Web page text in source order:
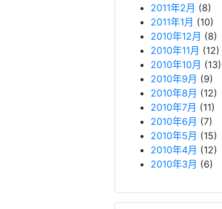
2011年2月 (8)
2011年1月 (10)
2010年12月 (8)
2010年11月 (12)
2010年10月 (13)
2010年9月 (9)
2010年8月 (12)
2010年7月 (11)
2010年6月 (7)
2010年5月 (15)
2010年4月 (12)
2010年3月 (6)